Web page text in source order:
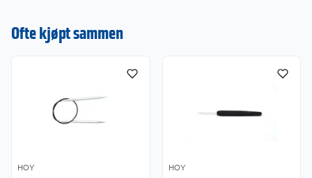
Ofte kjøpt sammen
HOY HOY